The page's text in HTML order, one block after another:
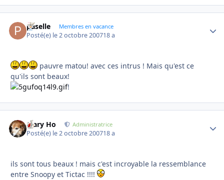
paselle Membres en vacance
Posté(e) le 2 octobre 200718 a
pauvre matou! avec ces intrus ! Mais qu'est ce
qu'ils sont beaux!
!
Mary Ho Administratrice
Posté(e) le 2 octobre 200718 a
ils sont tous beaux ! mais c'est incroyable la ressemblance
entre Snoopy et Tictac !!!!